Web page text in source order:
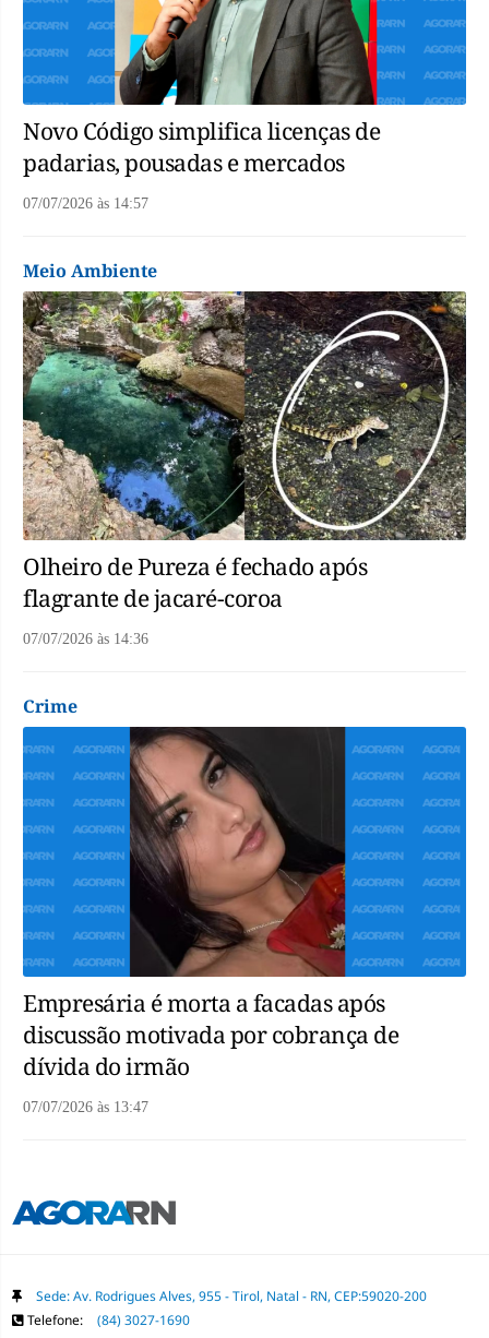
Novo Código simplifica licenças de
padarias, pousadas e mercados
07/07/2026 às 14:57
Meio Ambiente
Olheiro de Pureza é fechado após
flagrante de jacaré-coroa
07/07/2026 às 14:36
Crime
Empresária é morta a facadas após
discussão motivada por cobrança de
dívida do irmão
07/07/2026 às 13:47
Sede: Av. Rodrigues Alves, 955 - Tirol, Natal - RN, CEP:59020-200
Telefone:
(84) 3027-1690